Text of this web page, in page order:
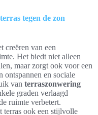
tegen de zon
creëren van een
Het biedt niet alleen
maar zorgt ook voor een
ontspannen en sociale
van terraszonwering
graden verlaagd
ruimte verbetert.
terras ook een stijlvolle